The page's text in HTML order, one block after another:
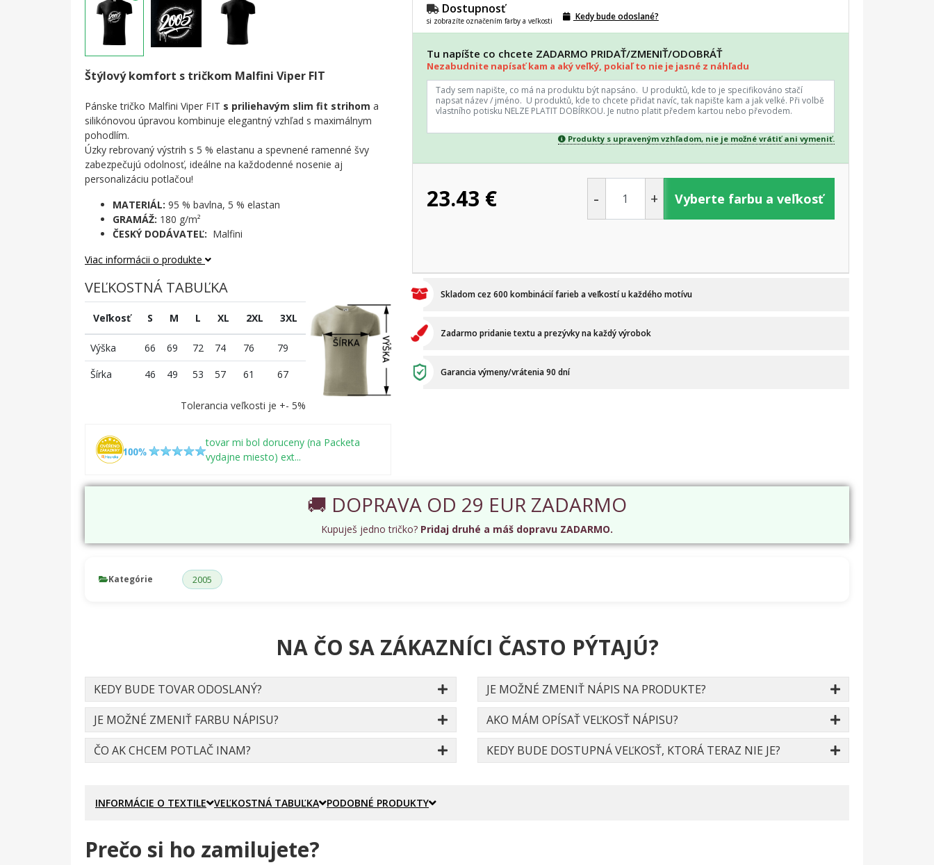
Štýlový komfort s tričkom Malfini Viper FIT
Pánske tričko Malfini Viper FIT s priliehavým slim fit strihom a
silikónovou úpravou kombinuje elegantný vzhľad s maximálnym
pohodlím.
Úzky rebrovaný výstrih s 5 % elastanu a spevnené ramenné švy
zabezpečujú odolnosť, ideálne na každodenné nosenie aj
personalizáciu potlačou!
MATERIÁL: 95 % bavlna, 5 % elastan
GRAMÁŽ: 180 g/m²
ČESKÝ DODÁVATEĽ: Malfini
Viac informácii o produkte
VEĽKOSTNÁ TABUĽKA
Veľkosť S M L XL 2XL 3XL
Výška 66 69 72 74 76
79
Šírka
46 49 53 57 61 67
Tolerancia veľkosti je +- 5%
tovar mi bol doruceny (na Packeta
vydajne miesto) ext...
Dostupnosť
si zobrazíte označením farby a veľkosti Kedy bude odoslané?
Tu napíšte co chcete ZADARMO PRIDAŤ/ZMENIŤ/ODOBRÁŤ
Nezabudnite napísať kam a aký veľký, pokiaľ to nie je jasné z náhľadu
Produkty s upraveným vzhľadom, nie je možné vrátiť ani vymeniť.
23.43 € - + Vyberte farbu a veľkosť
Skladom cez 600 kombinácií farieb a veľkostí u každého motívu
Zadarmo pridanie textu a prezývky na každý výrobok
Garancia výmeny/vrátenia 90 dní
🚚 DOPRAVA OD 29 EUR ZADARMO
Kupuješ jedno tričko? Pridaj druhé a máš dopravu ZADARMO.
Kategórie 2005
NA ČO SA ZÁKAZNÍCI ČASTO PÝTAJÚ?
KEDY BUDE TOVAR ODOSLANÝ?
JE MOŽNÉ ZMENIŤ FARBU NÁPISU?
ČO AK CHCEM POTLAČ INAM?
JE MOŽNÉ ZMENIŤ NÁPIS NA PRODUKTE?
AKO MÁM OPÍSAŤ VEĽKOSŤ NÁPISU?
KEDY BUDE DOSTUPNÁ VEĽKOSŤ, KTORÁ TERAZ NIE JE?
INFORMÁCIE O TEXTILE VEĽKOSTNÁ TABUĽKA PODOBNÉ PRODUKTY
Prečo si ho zamilujete?